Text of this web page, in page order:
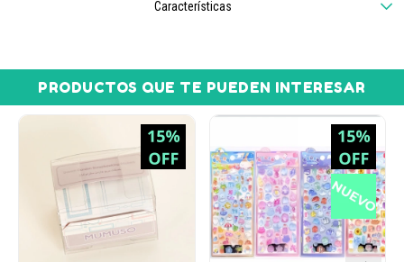
Características
PRODUCTOS QUE TE PUEDEN INTERESAR